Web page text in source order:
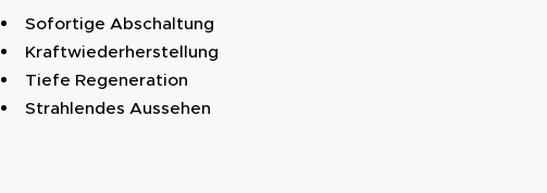
Sofortige Abschaltung
Kraftwiederherstellung
Tiefe Regeneration
Strahlendes Aussehen